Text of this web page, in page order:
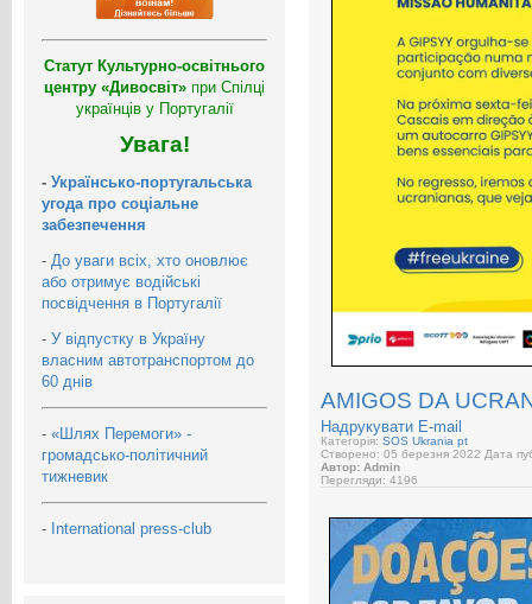
Статут Культурно-освітнього
центру «Дивосвіт» при Спілці
українців у Португалії
Увага!
- Українсько-португальська
угода про соціальне
забезпечення
- До уваги всіх, хто оновлює
або отримує водійські
посвідчення в Португалії
- У відпустку в Україну
власним автотранспортом до
60 днів
- «Шлях Перемоги» -
громадсько-політичний
тижневик
- International press-club
AMIGOS DA
Надрукувати E-mail
Категорія: SOS Ukrania pt
Створено: 05 березня 2022 Дата
Автор: Admin
Перегляди: 4196